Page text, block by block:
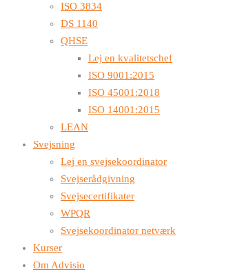
ISO 3834
DS 1140
QHSE
Lej en kvalitetschef
ISO 9001:2015
ISO 45001:2018
ISO 14001:2015
LEAN
Svejsning
Lej en svejsekoordinator
Svejserådgivning
Svejsecertifikater
WPQR
Svejsekoordinator netværk
Kurser
Om Advisio